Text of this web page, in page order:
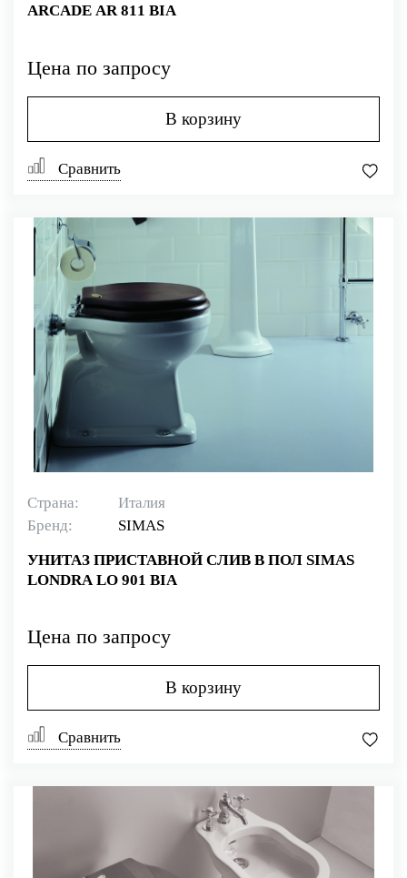
ARCADE AR 811 BIA
Цена по запросу
В корзину
Сравнить
Страна:
Италия
Бренд:
SIMAS
УНИТАЗ ПРИСТАВНОЙ СЛИВ В ПОЛ SIMAS
LONDRA LO 901 BIA
Цена по запросу
В корзину
Сравнить